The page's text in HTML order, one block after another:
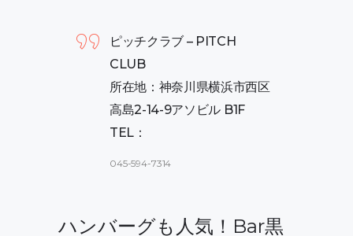
ピッチクラブ – PITCH
CLUB
所在地：神奈川県横浜市西区
高島2-14-9アソビル B1F
TEL：
045-594-7314
ハンバーグも人気！Bar黒